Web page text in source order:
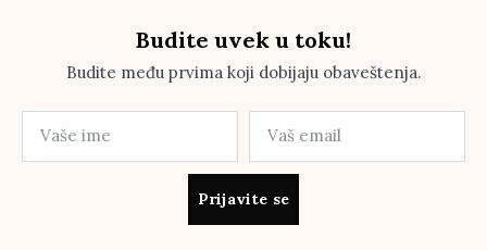
Budite uvek u toku!
Budite među prvima koji dobijaju obaveštenja.
Prijavite se